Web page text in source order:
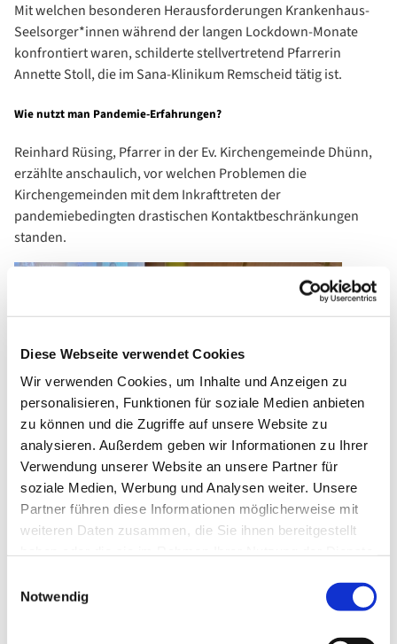
Diese Webseite verwendet Cookies
Wir verwenden Cookies, um Inhalte und Anzeigen zu
personalisieren, Funktionen für soziale Medien anbieten
zu können und die Zugriffe auf unsere Website zu
analysieren. Außerdem geben wir Informationen zu Ihrer
Verwendung unserer Website an unsere Partner für
soziale Medien, Werbung und Analysen weiter. Unsere
Partner führen diese Informationen möglicherweise mit
weiteren Daten zusammen, die Sie ihnen bereitgestellt
Notwendig
Mit welchen besonderen Herausforderungen Krankenhaus-
Seelsorger*innen während der langen Lockdown-Monate
konfrontiert waren, schilderte stellvertretend Pfarrerin
Annette Stoll, die im Sana-Klinikum Remscheid tätig ist.
Wie nutzt man Pandemie-Erfahrungen?
Reinhard Rüsing, Pfarrer in der Ev. Kirchengemeinde Dhünn,
erzählte anschaulich, vor welchen Problemen die
Kirchengemeinden mit dem Inkrafttreten der
pandemiebedingten drastischen Kontaktbeschränkungen
standen.
So mussten Gottesdienste und Konfirmationen, aber auch
Religionslehrerin und zweite Konrektorin an der Alexander-